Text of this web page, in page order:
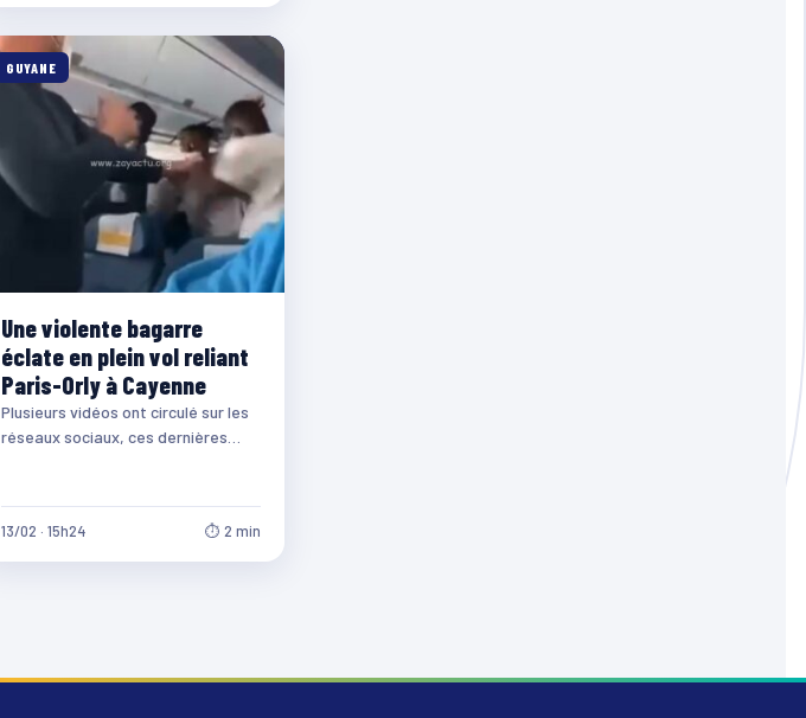
GUYANE
Une violente bagarre
éclate en plein vol reliant
Paris-Orly à Cayenne
Plusieurs vidéos ont circulé sur les
réseaux sociaux, ces dernières
13/02 · 15h24 ⏱ 2 min